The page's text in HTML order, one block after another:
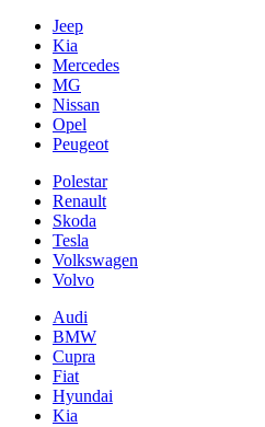
Jeep
Kia
Mercedes
MG
Nissan
Opel
Peugeot
Polestar
Renault
Skoda
Tesla
Volkswagen
Volvo
Audi
BMW
Cupra
Fiat
Hyundai
Kia